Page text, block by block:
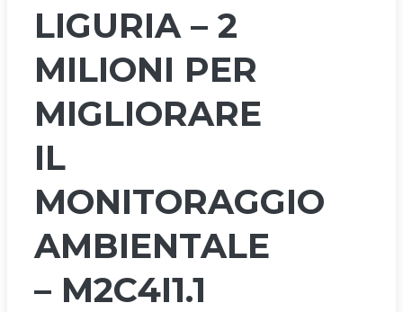
LIGURIA – 2
MILIONI PER
MIGLIORARE
IL
MONITORAGGIO
AMBIENTALE
– M2C4I1.1